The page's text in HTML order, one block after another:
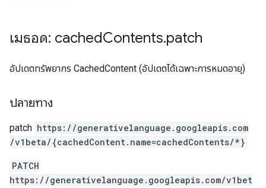
เมธอด: cachedContents.patch
อัปเดตทรัพยากร CachedContent (อัปเดตได้เฉพาะการหมดอายุ)
ปลายทาง
patch https: / /generativelanguage.googleapis.com
/v1beta/{cachedContent.name=cachedContents/*}
PATCH
https://generativelanguage.googleapis.com/v1bet